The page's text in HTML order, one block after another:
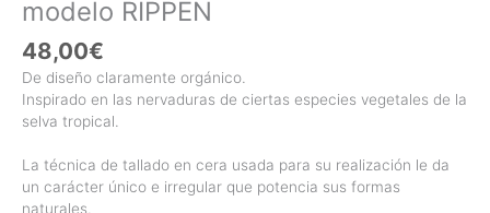
modelo RIPPEN
48,00€
De diseño claramente orgánico.
Inspirado en las nervaduras de ciertas especies vegetales de la
selva tropical.
La técnica de tallado en cera usada para su realización le da
un carácter único e irregular que potencia sus formas
naturales.